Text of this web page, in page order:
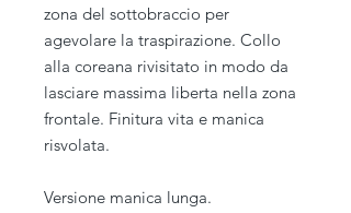
zona del sottobraccio per
agevolare la traspirazione. Collo
alla coreana rivisitato in modo da
lasciare massima liberta nella zona
frontale. Finitura vita e manica
risvolata.
Versione manica lunga.